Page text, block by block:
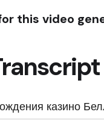
this video
казино